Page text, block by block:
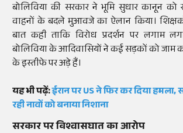
बोलिविया की सरकार ने भूमि सुधार कानून को
वाहनों के बदले मुआवजे का ऐलान किया।
बात कही ताकि विरोध प्रदर्शन पर लगाम
बोलिविया के आदिवासियों ने कई सड़कों को जाम कर
के इस्तीफे पर अड़े हैं।
यह भी पढ़ें:ईरान पर US ने फिर कर दिया हमला,
रही नावों को बनाया निशाना
सरकार पर विश्वासघात का आरोप